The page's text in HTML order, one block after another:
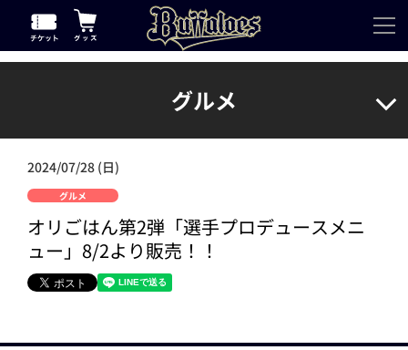
グルメ
2024/07/28 (日)
グルメ
オリごはん第2弾「選手プロデュースメニ
ュー」8/2より販売！！